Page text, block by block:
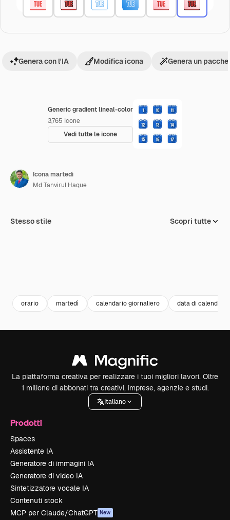
Generic gradient lineal-color
3,765 Icone
Vedi tutte le icone
Genera con l'IA Modifica icona Genera un
Icona martedì
Md Tanvirul Haque
Stesso stile Scopri tutte
orario martedì calendario giornaliero data di calendario
La piattaforma creativa per realizzare i tuoi migliori lavori. Oltre
1 milione di abbonati tra creativi, imprese, agenzie e studi.
Italiano
Prodotti
Spaces
Assistente IA
Generatore di immagini IA
Generatore di video IA
Sintetizzatore vocale IA
Contenuti stock
MCP per Claude/ChatGPT New